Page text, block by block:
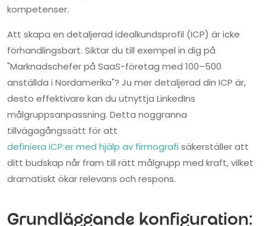
kompetenser.
Att skapa en detaljerad idealkundsprofil (ICP) är icke
förhandlingsbart. Siktar du till exempel in dig på
"Marknadschefer på SaaS-företag med 100–500
anställda i Nordamerika"? Ju mer detaljerad din ICP är,
desto effektivare kan du utnyttja LinkedIns
målgruppsanpassning. Detta noggranna
tillvägagångssätt för att
definiera ICP:er med hjälp av firmografi säkerställer att
ditt budskap når fram till rätt målgrupp med kraft, vilket
dramatiskt ökar relevans och respons.
Grundläggande konfiguration: